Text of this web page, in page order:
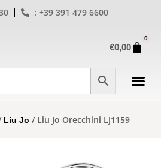
: +39 391 479 6600
€0,00
0
Liu Jo / Liu Jo Orecchini LJ1159